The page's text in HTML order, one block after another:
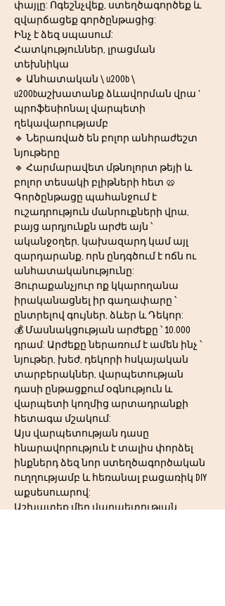
փայլը: Ոգեշնչվեք, ստեղծագործեք և
զվարճացեք գործընթացից:
Ինչ է ձեզ սպասում:
Հատկություններ, լրացման
տեխնիկա
🔹 Անհատական \ u200b \
u200bաշխատանք ձևավորման վրա '
պրոֆեսիոնալ վարպետի
ղեկավարությամբ
🔹 Ներառված են բոլոր անհրաժեշտ
նյութերը
🔹 Հարմարավետ մթնոլորտ թեյի և
բոլոր տեսակի բլիթների հետ 🥨
Գործընթացը պահանջում է
ուշադրություն մանրուքների վրա,
բայց արդյունքն արժե այն ՝
ականջօղեր, կախազարդ կամ այլ
զարդարանք, որն ընդգծում է ոճն ու
անհատականությունը:
Յուրաքանչյուր ոք կկարողանա
իրականացնել իր գաղափարը ՝
ընտրելով գույներ, ձևեր և Դեկոր:
💰 Մասնակցության արժեքը ՝ 10.000
դրամ: Արժեքը ներառում է ամեն ինչ ՝
նյութեր, խեժ, դեկորի հսկայական
տարբերակներ, վարպետության
դասի ընթացքում օգնություն և
վարպետի կողմից արտադրանքի
հետագա մշակում:
Այս վարպետության դասը
հնարավորություն է տալիս փորձել
ինքներդ ձեզ նոր ստեղծագործական
ուղղությամբ և հեռանալ բացառիկ DIY
աքսեսուարով:
Աշխատեք մեր վարպետության